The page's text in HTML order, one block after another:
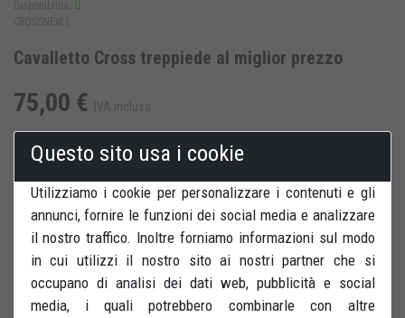
Disponibilità:
CROSSNEW |
Cavalletto Cross treppiede al miglior prezzo
75,00 € IVA inclusa
AGGIUNGI AL CARRELLO SALVA PER DOPO
RECENSIONI STAMPA
Questo sito usa i cookie
Utilizziamo i cookie per personalizzare i contenuti e gli
annunci, fornire le funzioni dei social media e analizzare
il nostro traffico. Inoltre forniamo informazioni sul modo
in cui utilizzi il nostro sito ai nostri partner che si
occupano di analisi dei dati web, pubblicità e social
media, i quali potrebbero combinarle con altre